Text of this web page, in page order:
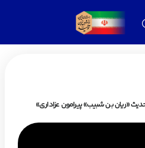
«ریان بن شبیب» پیرامون عزاداری»